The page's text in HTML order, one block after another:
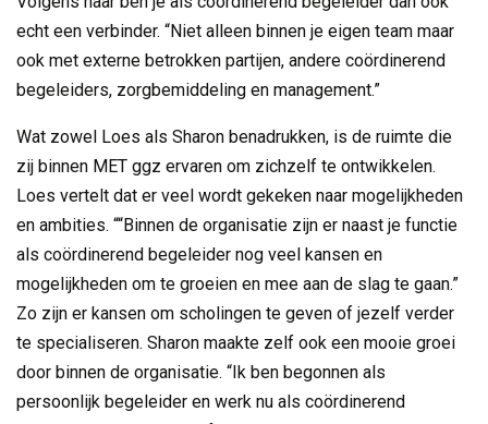
echt een verbinder. “Niet alleen binnen je eigen team maar
ook met externe betrokken partijen, andere coördinerend
begeleiders, zorgbemiddeling en management.”
Wat zowel Loes als Sharon benadrukken, is de ruimte die
zij binnen MET ggz ervaren om zichzelf te ontwikkelen.
Loes vertelt dat er veel wordt gekeken naar mogelijkheden
en ambities. ““Binnen de organisatie zijn er naast je functie
als coördinerend begeleider nog veel kansen en
mogelijkheden om te groeien en mee aan de slag te gaan.”
Zo zijn er kansen om scholingen te geven of jezelf verder
te specialiseren. Sharon maakte zelf ook een mooie groei
door binnen de organisatie. “Ik ben begonnen als
persoonlijk begeleider en werk nu als coördinerend